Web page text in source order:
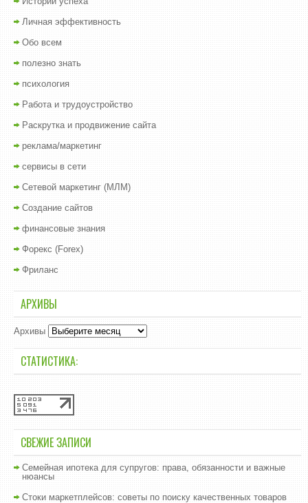
Личная эффективность
Обо всем
полезно знать
психология
Работа и трудоустройство
Раскрутка и продвижение сайта
реклама/маркетинг
сервисы в сети
Сетевой маркетинг (МЛМ)
Создание сайтов
финансовые знания
Форекс (Forex)
Фриланс
АРХИВЫ
Архивы
СТАТИСТИКА:
СВЕЖИЕ ЗАПИСИ
Семейная ипотека для супругов: права, обязанности и важные
нюансы
Стоки маркетплейсов: советы по поиску качественных товаров